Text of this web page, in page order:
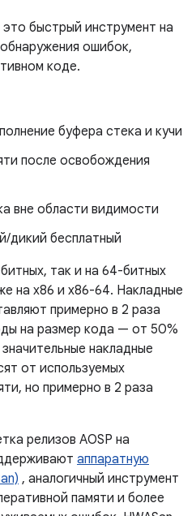
быстрый инструмент на
ошибок,
коде.
буфера стека и кучи
после освобождения
вне области видимости
дикий бесплатный
так и на 64-битных
на x86 и x86-64. Накладные
примерно в 2 раза
на размер кода — от 50%
накладные
от используемых
но примерно в 2 раза
релизов AOSP на
аппаратную
, аналогичный инструмент
памяти и более